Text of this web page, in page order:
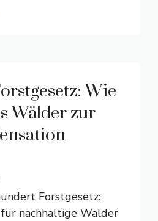
Wie
Wälder zur
Forstgesetz:
nachhaltige Wälder